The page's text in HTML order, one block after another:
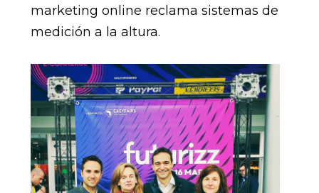
marketing online reclama sistemas de
medición a la altura.